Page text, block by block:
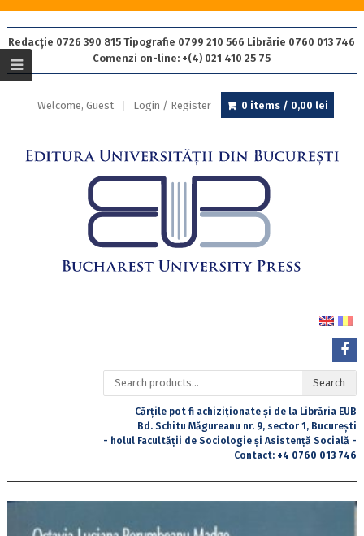
Redacție 0726 390 815 Tipografie 0799 210 566 Librărie 0760 013 746
Comenzi on-line: +(4) 021 410 25 75
Welcome, Guest Login / Register 0 items / 0,00 lei
Search
for:
Search
Cărțile pot fi achiziționate și de la Librăria EUB
Bd. Schitu Măgureanu nr. 9, sector 1, București
- holul Facultății de Sociologie și Asistență Socială -
Contact: +4 0760 013 746